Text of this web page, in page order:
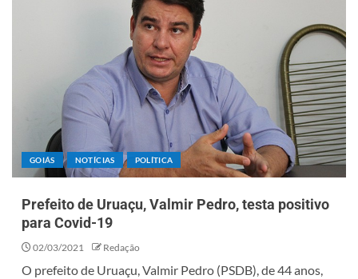
GOIÁS NOTÍCIAS POLÍTICA
Prefeito de Uruaçu, Valmir Pedro, testa positivo
para Covid-19
02/03/2021 Redação
O prefeito de Uruaçu, Valmir Pedro (PSDB), de 44 anos,